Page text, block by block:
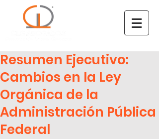
Resumen Ejecutivo:
Cambios en la Ley
Orgánica de la
Administración Pública
Federal